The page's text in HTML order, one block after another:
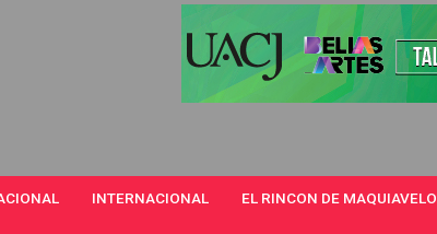
INTERNACIONAL EL RINCON DE MAQUIAVELO